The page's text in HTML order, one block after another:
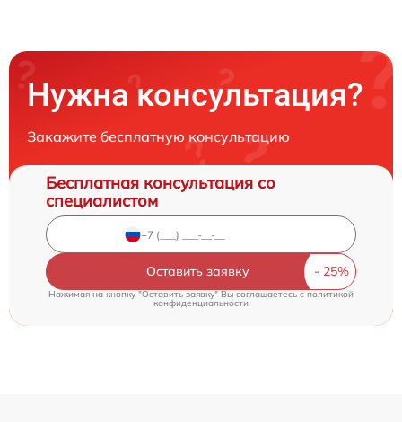
Нужна консультация?
Закажите бесплатную консультацию
Бесплатная консультация со
специалистом
Оставить заявку
Нажимая на кнопку "Оставить заявку" Вы соглашаетесь cполитикой
конфиденциальности